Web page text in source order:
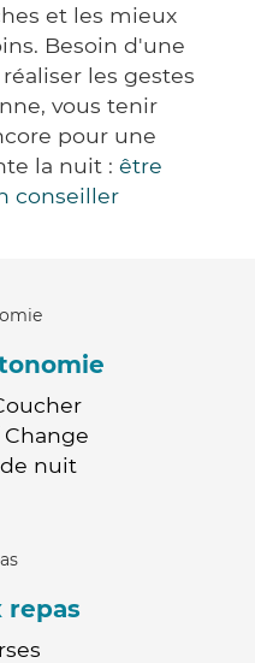
et les mieux
Besoin d'une
les gestes
vous tenir
pour une
la nuit : être
conseiller
nuit
repas